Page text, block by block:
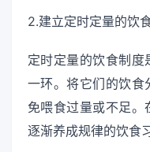
2.建立定时定量的饮
定时定量的饮食制
一环。将它们的饮食
免喂食过量或不足。
逐渐养成规律的饮食